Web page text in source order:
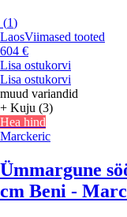
(1)
LaosViimased tooted
604 €
Lisa ostukorvi
Lisa ostukorvi
muud variandid
+ Kuju (3)
Hea hind
Marckeric
Ümmargune
cm Beni -